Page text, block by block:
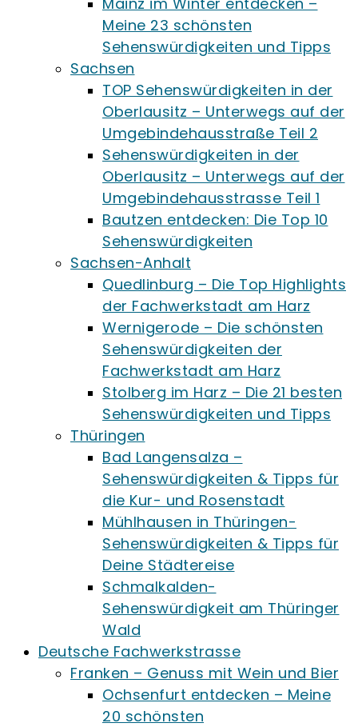
Meine 23 schönsten
Sehenswürdigkeiten und Tipps
Sachsen
TOP Sehenswürdigkeiten in der
Oberlausitz – Unterwegs auf der
Umgebindehausstraße Teil 2
Sehenswürdigkeiten in der
Oberlausitz – Unterwegs auf der
Umgebindehausstrasse Teil 1
Bautzen entdecken: Die Top 10
Sehenswürdigkeiten
Sachsen-Anhalt
Quedlinburg – Die Top Highlights
der Fachwerkstadt am Harz
Wernigerode – Die schönsten
Sehenswürdigkeiten der
Fachwerkstadt am Harz
Stolberg im Harz – Die 21 besten
Sehenswürdigkeiten und Tipps
Thüringen
Bad Langensalza –
Sehenswürdigkeiten & Tipps für
die Kur- und Rosenstadt
Mühlhausen in Thüringen-
Sehenswürdigkeiten & Tipps für
Deine Städtereise
Schmalkalden-
Sehenswürdigkeit am Thüringer
Wald
Deutsche Fachwerkstrasse
Franken – Genuss mit Wein und Bier
Ochsenfurt entdecken – Meine
20 schönsten